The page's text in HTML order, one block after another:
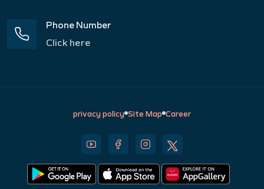
Phone Number
Click here
privacy policy Site Map Career